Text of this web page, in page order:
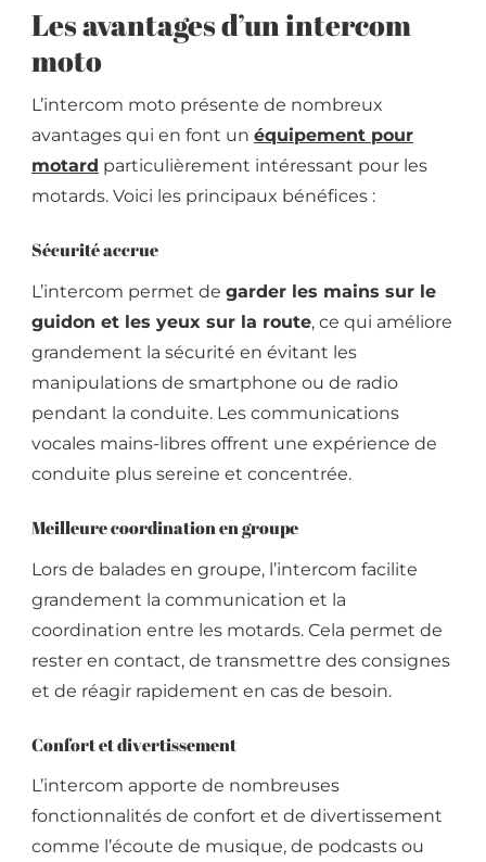
Les avantages d’un intercom
moto
L’intercom moto présente de nombreux
avantages qui en font un équipement pour
motard particulièrement intéressant pour les
motards. Voici les principaux bénéfices :
Sécurité accrue
L’intercom permet de garder les mains sur le
guidon et les yeux sur la route, ce qui améliore
grandement la sécurité en évitant les
manipulations de smartphone ou de radio
pendant la conduite. Les communications
vocales mains-libres offrent une expérience de
conduite plus sereine et concentrée.
Meilleure coordination en groupe
Lors de balades en groupe, l’intercom facilite
grandement la communication et la
coordination entre les motards. Cela permet de
rester en contact, de transmettre des consignes
et de réagir rapidement en cas de besoin.
Confort et divertissement
L’intercom apporte de nombreuses
fonctionnalités de confort et de divertissement
comme l’écoute de musique, de podcasts ou